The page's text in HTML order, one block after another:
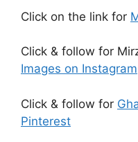
Click on the link for
Click & follow for
Images on Instagram
Click & follow for
Pinterest